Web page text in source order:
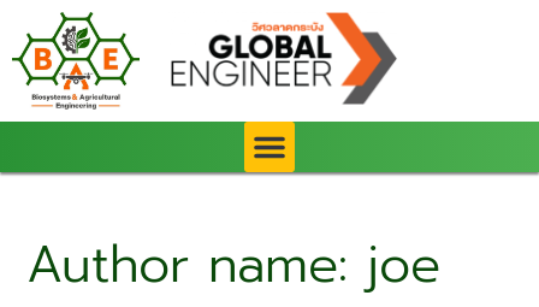
content
Author name: joe
Search
for: